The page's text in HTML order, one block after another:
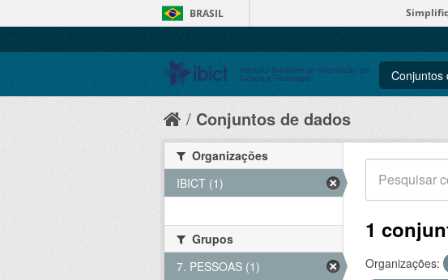
BRASIL
Conjuntos
Conjuntos de dados
1
Organizações:
Organizações
IBICT (1)
Grupos
7. PESSOAS (1)